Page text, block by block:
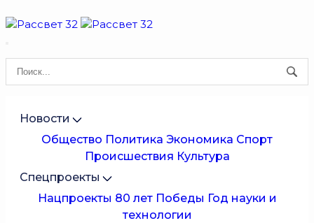
Новости
Общество Политика Экономика Спорт
Происшествия Культура
Спецпроекты
Нацпроекты 80 лет Победы Год науки и
технологии